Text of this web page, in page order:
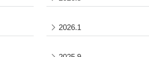
2026.1